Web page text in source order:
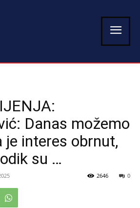
Danas možemo
je interes obrnut,
su …
0
2646